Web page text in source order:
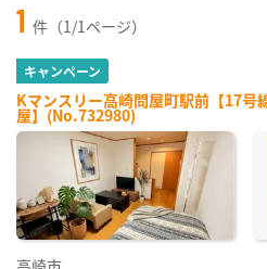
1 件（1/1ページ）
キャンペーン
Kマンスリー高崎問屋町駅前【17号
屋】(No.732980)